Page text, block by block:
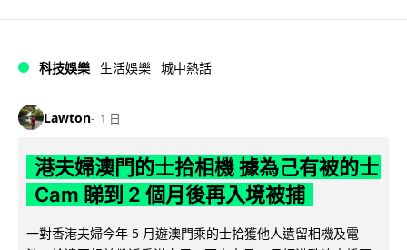
科技娛樂 生活娛樂 城中熱話
Lawton 1 日
港夫婦澳門的士拾相機 據為己有被的士
Cam 睇到 2 個月後再入境被捕
一對香港夫婦今年 5 月遊澳門乘的士拾獲他人遺留相機及電